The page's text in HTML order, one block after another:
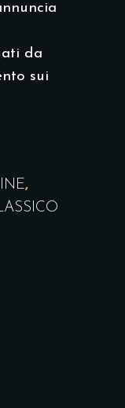
da
sui
,